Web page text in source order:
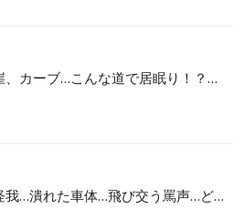
、カーブ…こんな道で居眠り！？…
我…潰れた車体…飛び交う罵声…ど…